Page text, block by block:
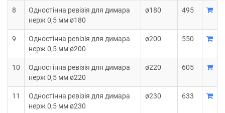
8
Одностінна ревізія для димара
нерж 0,5 мм ø180
ø180 495
9
Одностінна ревізія для димара
нерж 0,5 мм ø200
ø200 550
10
Одностінна ревізія для димара
нерж 0,5 мм ø220
ø220 605
11
Одностінна ревізія для димара
нерж 0,5 мм ø230
ø230 633